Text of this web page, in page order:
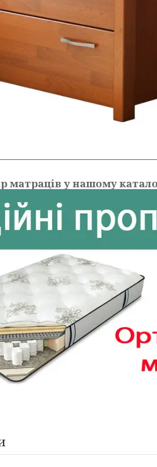
матраців у нашому